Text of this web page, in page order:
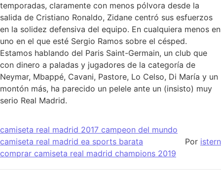
temporadas, claramente con menos pólvora desde la
salida de Cristiano Ronaldo, Zidane centró sus esfuerzos
en la solidez defensiva del equipo. En cualquiera menos en
uno en el que esté Sergio Ramos sobre el césped.
Estamos hablando del Paris Saint-Germain, un club que
con dinero a paladas y jugadores de la categoría de
Neymar, Mbappé, Cavani, Pastore, Lo Celso, Di María y un
montón más, ha parecido un pelele ante un (insisto) muy
serio Real Madrid.
camiseta real madrid 2017 campeon del mundo
camiseta real madrid ea sports barata
comprar camiseta real madrid champions 2019
Por istern